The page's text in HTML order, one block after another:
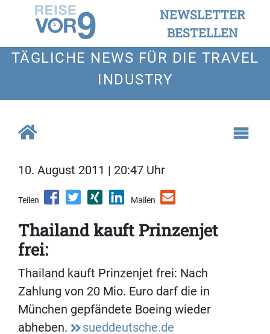
NEWSLETTER
BESTELLEN
TÄGLICHE NEWS FÜR DIE TRAVEL
INDUSTRY
10. August 2011 | 20:47 Uhr
Teilen Mailen
Thailand kauft Prinzenjet
frei:
Thailand kauft Prinzenjet frei: Nach
Zahlung von 20 Mio. Euro darf die in
München gepfändete Boeing wieder
abheben.
sueddeutsche.de